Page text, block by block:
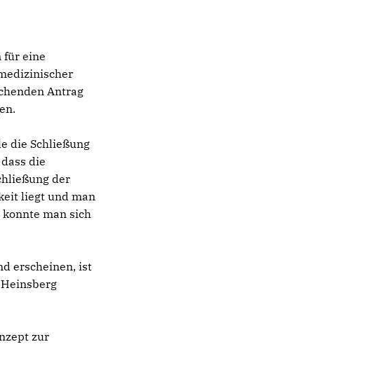
für eine
Antrag
die Schließung
die
der
liegt und man
man sich
erscheinen, ist
zur